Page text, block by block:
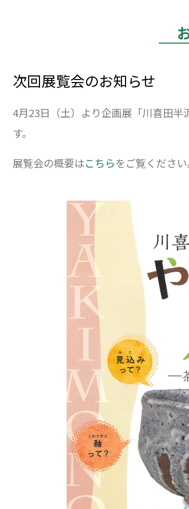
次回展覧会のお知らせ
4月23日（土）より企画展「川喜田
す。
展覧会の概要はこちらをご覧ください